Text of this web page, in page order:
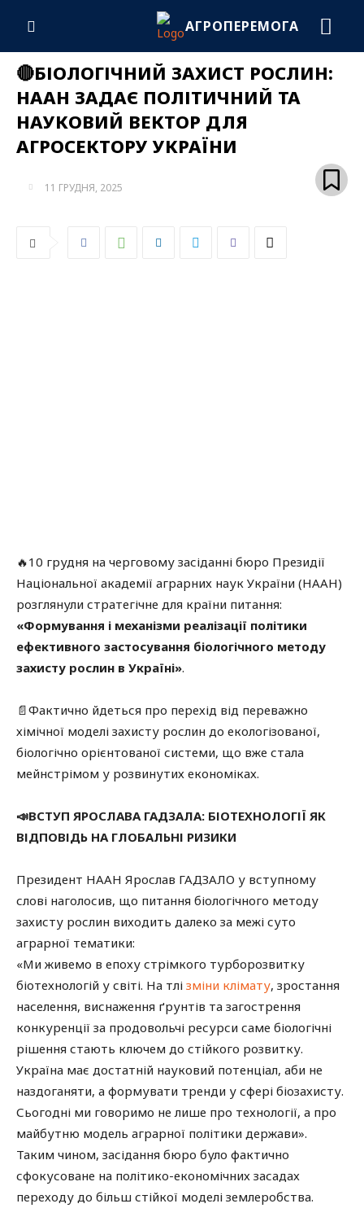
АГРОПЕРЕМОГА
🔴БІОЛОГІЧНИЙ ЗАХИСТ РОСЛИН:
НААН ЗАДАЄ ПОЛІТИЧНИЙ ТА
НАУКОВИЙ ВЕКТОР ДЛЯ
АГРОСЕКТОРУ УКРАЇНИ
11 ГРУДНЯ, 2025
🔥10 грудня на черговому засіданні бюро Президії
Національної академії аграрних наук України (НААН)
розглянули стратегічне для країни питання:
«Формування і механізми реалізації політики
ефективного застосування біологічного методу
захисту рослин в Україні».
📄Фактично йдеться про перехід від переважно
хімічної моделі захисту рослин до екологізованої,
біологічно орієнтованої системи, що вже стала
мейнстрімом у розвинутих економіках.
📣ВСТУП ЯРОСЛАВА ГАДЗАЛА: БІОТЕХНОЛОГІЇ ЯК
ВІДПОВІДЬ НА ГЛОБАЛЬНІ РИЗИКИ
Президент НААН Ярослав ГАДЗАЛО у вступному
слові наголосив, що питання біологічного методу
захисту рослин виходить далеко за межі суто
аграрної тематики:
«Ми живемо в епоху стрімкого турборозвитку
біотехнологій у світі. На тлі зміни клімату, зростання
населення, виснаження ґрунтів та загострення
конкуренції за продовольчі ресурси саме біологічні
рішення стають ключем до стійкого розвитку.
Україна має достатній науковий потенціал, аби не
наздоганяти, а формувати тренди у сфері біозахисту.
Сьогодні ми говоримо не лише про технології, а про
майбутню модель аграрної політики держави».
Таким чином, засідання бюро було фактично
сфокусоване на політико-економічних засадах
переходу до більш стійкої моделі землеробства.